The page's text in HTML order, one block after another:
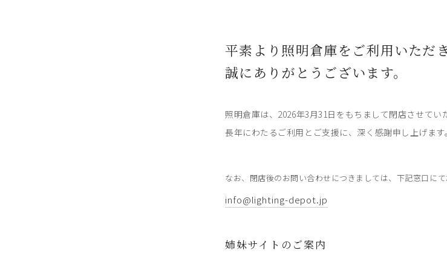
平素より照明倉庫をご利用いただき
誠にありがとうございます。
照明倉庫は、2026年3月31日をもちまして閉店させてい
長年にわたるご利用とご支援に、深く感謝申し上げます。
なお、閉店後のお問い合わせにつきましては、下記窓口にて
info@lighting-depot.jp
姉妹サイトのご案内